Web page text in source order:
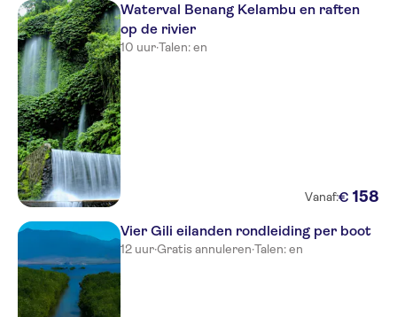
Waterval Benang Kelambu en raften
op de rivier
10 uur·Talen: en
Vanaf:€ 158
Vier Gili eilanden rondleiding per boot
12 uur·Gratis annuleren·Talen: en